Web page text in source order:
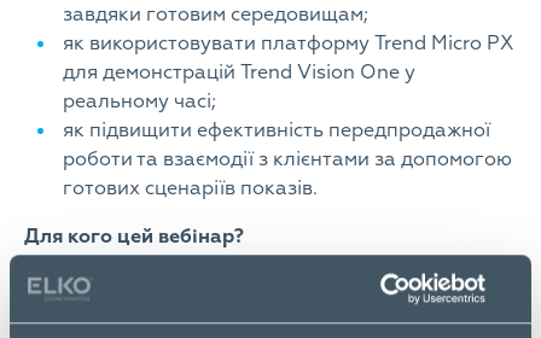
завдяки готовим середовищам;
як використовувати платформу Trend Micro PX
для демонстрацій Trend Vision One у
реальному часі;
як підвищити ефективність передпродажної
роботи та взаємодії з клієнтами за допомогою
готових сценаріїв показів.
Для кого цей вебінар?
і проводять демонстрації для клієнтів, беруть
участь у передпродажній підготовці та хочуть